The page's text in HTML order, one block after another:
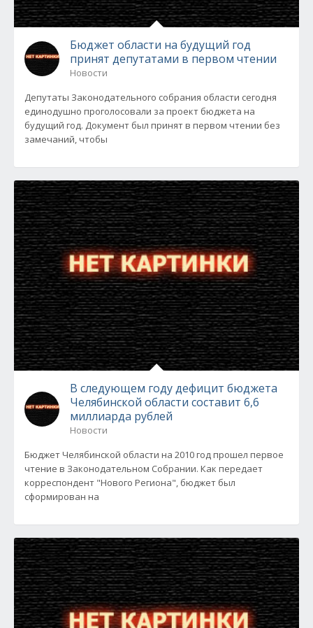
Бюджет области на будущий год
принят депутатами в первом чтении
Новости
Депутаты Законодательного собрания области сегодня
единодушно проголосовали за проект бюджета на
будущий год. Документ был принят в первом чтении без
замечаний, чтобы
В следующем году дефицит бюджета
Челябинской области составит 6,6
миллиарда рублей
Новости
Бюджет Челябинской области на 2010 год прошел первое
чтение в Законодательном Собрании. Как передает
корреспондент "Нового Региона", бюджет был
сформирован на